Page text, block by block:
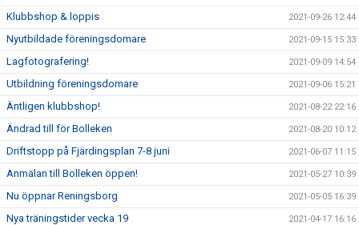
Klubbshop & loppis 2021-09-26 12:44
Nyutbildade föreningsdomare 2021-09-15 15:33
Lagfotografering! 2021-09-09 14:54
Utbildning föreningsdomare 2021-09-06 15:21
Äntligen klubbshop! 2021-08-22 22:16
Ändrad till för Bolleken 2021-08-20 10:12
Driftstopp på Fjärdingsplan 7-8 juni 2021-06-07 11:15
Anmälan till Bolleken öppen! 2021-05-27 10:39
Nu öppnar Reningsborg 2021-05-05 16:39
Nya träningstider vecka 19 2021-04-17 16:16